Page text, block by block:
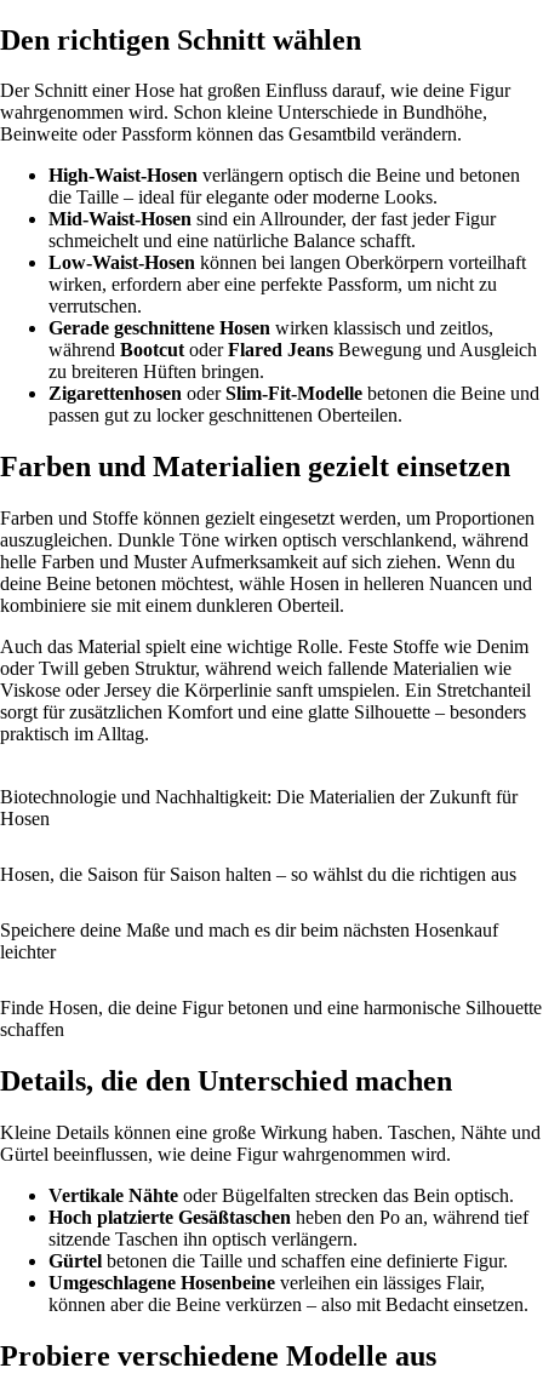
Den richtigen Schnitt wählen
Der Schnitt einer Hose hat großen Einfluss darauf, wie deine Figur
wahrgenommen wird. Schon kleine Unterschiede in Bundhöhe,
Beinweite oder Passform können das Gesamtbild verändern.
High-Waist-Hosen verlängern optisch die Beine und betonen
die Taille – ideal für elegante oder moderne Looks.
Mid-Waist-Hosen sind ein Allrounder, der fast jeder Figur
schmeichelt und eine natürliche Balance schafft.
Low-Waist-Hosen können bei langen Oberkörpern vorteilhaft
wirken, erfordern aber eine perfekte Passform, um nicht zu
verrutschen.
Gerade geschnittene Hosen wirken klassisch und zeitlos,
während BootcutoderFlared Jeans Bewegung und Ausgleich
zu breiteren Hüften bringen.
Zigarettenhosen oderSlim-Fit-Modelle betonen die Beine und
passen gut zu locker geschnittenen Oberteilen.
Farben und Materialien gezielt einsetzen
Farben und Stoffe können gezielt eingesetzt werden, um Proportionen
auszugleichen. Dunkle Töne wirken optisch verschlankend, während
helle Farben und Muster Aufmerksamkeit auf sich ziehen. Wenn du
deine Beine betonen möchtest, wähle Hosen in helleren Nuancen und
kombiniere sie mit einem dunkleren Oberteil.
Auch das Material spielt eine wichtige Rolle. Feste Stoffe wie Denim
oder Twill geben Struktur, während weich fallende Materialien wie
Viskose oder Jersey die Körperlinie sanft umspielen. Ein Stretchanteil
sorgt für zusätzlichen Komfort und eine glatte Silhouette – besonders
praktisch im Alltag.
Biotechnologie und Nachhaltigkeit: Die Materialien der Zukunft für
Hosen
Hosen, die Saison für Saison halten – so wählst du die richtigen aus
Speichere deine Maße und mach es dir beim nächsten Hosenkauf
leichter
Finde Hosen, die deine Figur betonen und eine harmonische Silhouette
schaffen
Details, die den Unterschied machen
Kleine Details können eine große Wirkung haben. Taschen, Nähte und
Gürtel beeinflussen, wie deine Figur wahrgenommen wird.
Vertikale Nähte oder Bügelfalten strecken das Bein optisch.
Hoch platzierte Gesäßtaschen heben den Po an, während tief
sitzende Taschen ihn optisch verlängern.
Gürtel betonen die Taille und schaffen eine definierte Figur.
Umgeschlagene Hosenbeine verleihen ein lässiges Flair,
können aber die Beine verkürzen – also mit Bedacht einsetzen.
Probiere verschiedene Modelle aus